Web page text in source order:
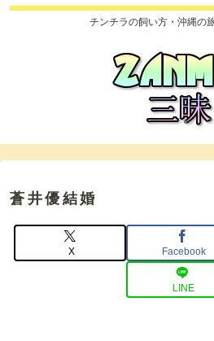
チンチラの飼い方・沖縄の
蒼井優結婚
X Facebook
LINE